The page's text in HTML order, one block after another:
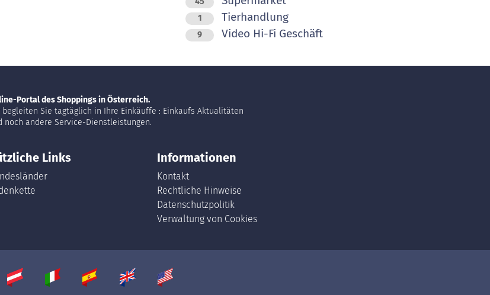
1 Tierhandlung
9 Video Hi-Fi Geschäft
Portal des Shoppings in Österreich.
begleiten Sie tagtäglich in Ihre Einkäuffe : Einkaufs Aktualitäten
noch andere Service-Dienstleistungen.
Links Informationen
Kontakt
Rechtliche Hinweise
Datenschutzpolitik
Verwaltung von Cookies